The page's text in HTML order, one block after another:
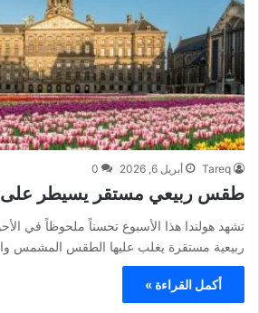
Tareq أبريل 6, 2026 0
طقس ربيعي مستقر يسيطر على
تشهد هولندا هذا الأسبوع تحسناً ملحوظاً في
ربيعية مستقرة يغلب عليها الطقس المشمس
أكمل القراءة »